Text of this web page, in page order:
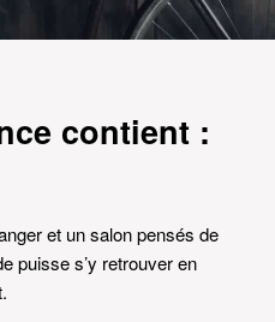
contient :
et un salon pensés de
puisse s’y retrouver en